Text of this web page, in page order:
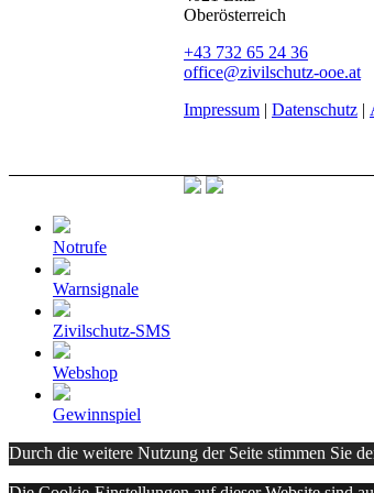
Oberösterreich
+43 732 65 24 36
office@zivilschutz-ooe.at
Impressum | Datenschutz |
Notrufe
Warnsignale
Zivilschutz-SMS
Webshop
Gewinnspiel
Durch die weitere Nutzung der Seite stimmen Sie